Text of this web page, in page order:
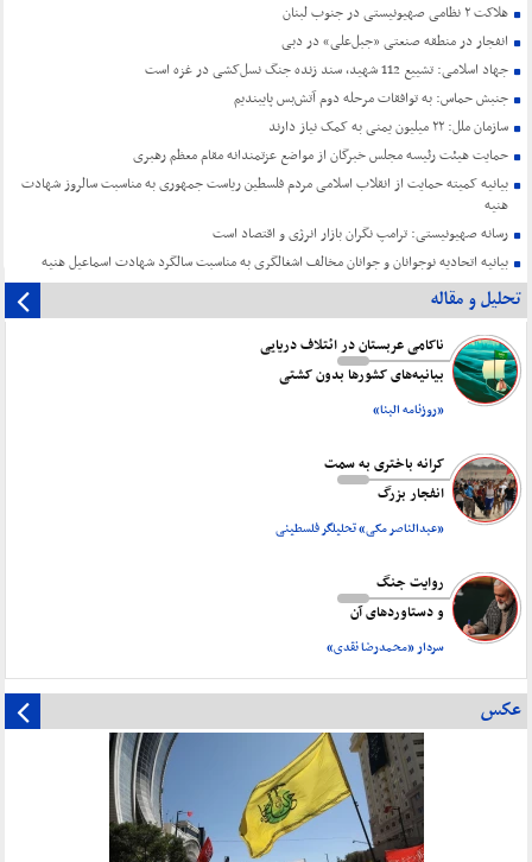
هلاکت ۲ نظامی صهیونیستی در جنوب لبنان
انفجار در منطقه صنعتی «جبل‌علی» در دبی
جهاد اسلامی: تشییع 112 شهید، سند زنده جنگ نسل‌کشی در غزه است
جنبش حماس: به توافقات مرحله دوم آتش‌بس پایبندیم
سازمان ملل: ۲۲ میلیون یمنی به کمک نیاز دارند
حمایت هیئت رئیسه مجلس خبرگان از مواضع عزتمندانه مقام معظم رهبری
بیانیه کمیته حمایت از انقلاب اسلامی مردم فلسطین ریاست جمهوری به مناسبت سالروز شهادت
هنیه
رسانه صهیونیستی: ترامپ نگران بازار انرژی و اقتصاد است
بیانیه اتحادیه نوجوانان و جوانان مخالف اشغالگری به مناسبت سالگرد شهادت اسماعیل هنیه
تحلیل و مقاله
ناکامی عربستان در ائتلاف دریایی
بیانیه‌های کشورها بدون کشتی
«روزنامه البنا»
کرانه باختری به سمت
انفجار بزرگ
«عبدالناصر مکی» تحلیلگر فلسطینی
روایت جنگ
و دستاورد‌های آن
سردار «محمدرضا نقدی»
عکس